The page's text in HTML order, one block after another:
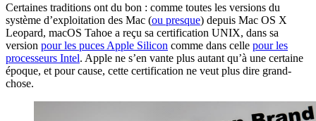
Certaines traditions ont du bon : comme toutes les versions du
système d’exploitation des Mac (ou presque) depuis Mac OS X
Leopard, macOS Tahoe a reçu sa certification UNIX, dans sa
version pour les puces Apple Silicon comme dans celle pour les
processeurs Intel. Apple ne s’en vante plus autant qu’à une certaine
époque, et pour cause, cette certification ne veut plus dire grand-
chose.